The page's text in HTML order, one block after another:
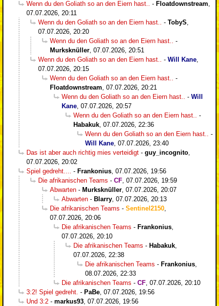
Wenn du den Goliath so an den Eiern hast.. - Floatdownstream
07.07.2026, 20:11
Wenn du den Goliath so an den Eiern hast..
- TobyS
07.07.2026, 20:20
Wenn du den Goliath so an den Eiern hast..
-
Murksknüller 07.07.2026, 20:51
Wenn du den Goliath so an den Eiern hast..
- Will Kane
07.07.2026, 20:15
Wenn du den Goliath so an den Eiern hast..
-
Floatdownstream 07.07.2026, 20:21
Wenn du den Goliath so an den Eiern hast..
- Will
Kane 07.07.2026, 20:57
Wenn du den Goliath so an den Eiern hast..
-
Habakuk 07.07.2026, 22:36
Wenn du den Goliath so an den Eiern hast..
-
Will Kane 07.07.2026, 23:40
Das ist aber auch richtig mies verteidigt - guy_incognito
07.07.2026, 20:02
Spiel gedreht....
- Frankonius 07.07.2026, 19:56
Die afrikanischen Teams - CF 07.07.2026, 19:59
Abwarten - Murksknüller 07.07.2026, 20:07
Abwarten - Blarry 07.07.2026, 20:13
Die afrikanischen Teams - Sentinel2150
07.07.2026, 20:06
Die afrikanischen Teams - Frankonius
07.07.2026, 20:10
Die afrikanischen Teams - Habakuk
07.07.2026, 22:38
Die afrikanischen Teams - Frankonius
08.07.2026, 22:33
Die afrikanischen Teams - CF 07.07.2026, 20:10
3:2! Spiel gedreht. - PaBe 07.07.2026, 19:56
Und 3:2 - markus93 07.07.2026, 19:56